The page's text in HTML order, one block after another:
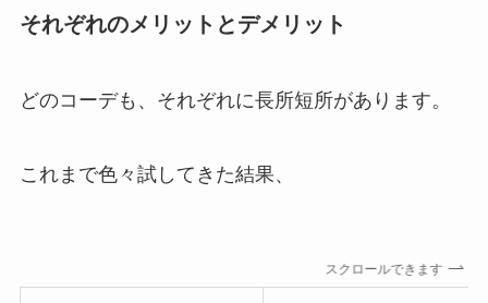
それぞれのメリットとデメリット
どのコーデも、それぞれに長所短所があります。
これまで色々試してきた結果、
スクロールできます